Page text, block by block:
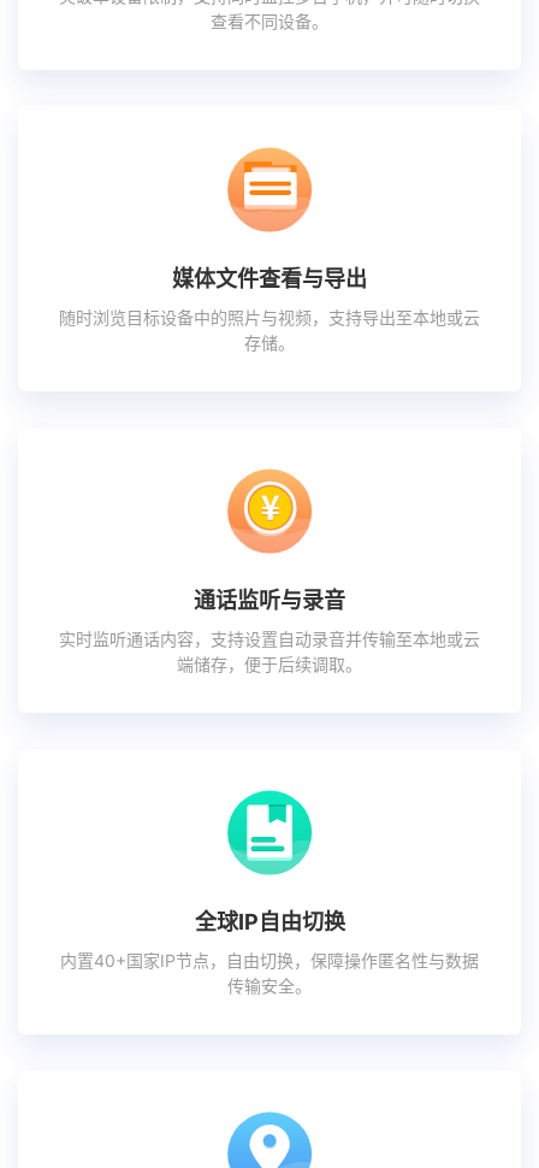
查看不同设备。
媒体文件查看与导出
随时浏览目标设备中的照片与视频，支持导出至本地或云
存储。
通话监听与录音
实时监听通话内容，支持设置自动录音并传输至本地或云
端储存，便于后续调取。
全球IP自由切换
内置40+国家IP节点，自由切换，保障操作匿名性与数据
传输安全。